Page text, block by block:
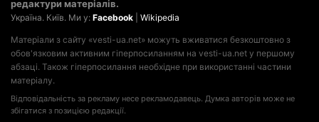
редактури матеріалів.
Україна. Київ. Ми у: Facebook Wikipedia
Матеріали з сайту «vesti-ua.net» можуть вживатися безкоштовно з
обов'язковим активним гіперпосиланням на vesti-ua.net у першому
абзаці. Також гіперпосилання необхідне при використанні частини
матеріалу.
Відповідальність за рекламу несе рекламодавець. Думка авторів може не
збігатися з позицією редакції.